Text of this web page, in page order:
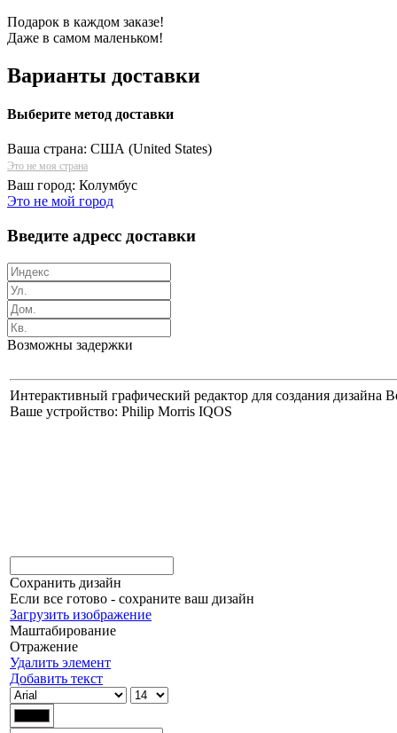
Подарок в каждом заказе!
Даже в самом маленьком!
Варианты доставки
Выберите метод доставки
Ваша страна: США (United States)
Это не моя страна
Ваш город: Колумбус
Это не мой город
Введите адресс доставки
Возможны задержки
Интерактивный графический редактор для создания дизайна
Ваше устройство: Philip Morris IQOS
Сохранить дизайн
Если все готово - сохраните ваш дизайн
Загрузить изображение
Маштабирование
Отражение
Удалить элемент
Добавить текст